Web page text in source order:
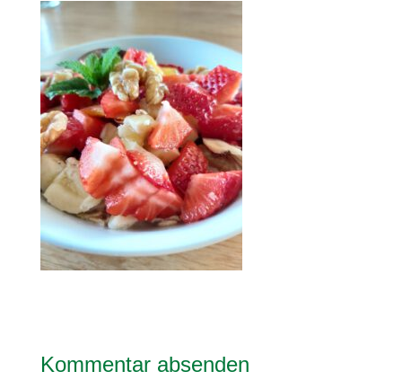
Kommentar absenden